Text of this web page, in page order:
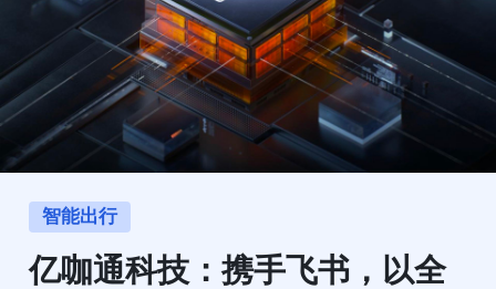
智能出行
亿咖通科技：携手飞书，以全